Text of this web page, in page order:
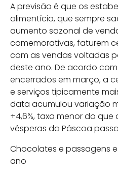
A previsão é que os
alimentício, que sempre
aumento sazonal de
comemorativas, faturem
com as vendas voltadas
deste ano. De acordo com
encerrados em março, a
e serviços tipicamente
data acumulou variação
+4,6%, taxa menor do
vésperas da Páscoa
Chocolates e passagens
ano